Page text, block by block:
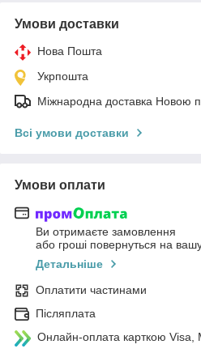
Умови доставки
Нова Пошта
Укрпошта
Міжнародна доставка Новою
Всі умови доставки
Умови оплати
Ви отримаєте замовлення
або гроші повернуться на
Детальніше
Оплатити частинами
Післяплата
Онлайн-оплата карткою Visa,